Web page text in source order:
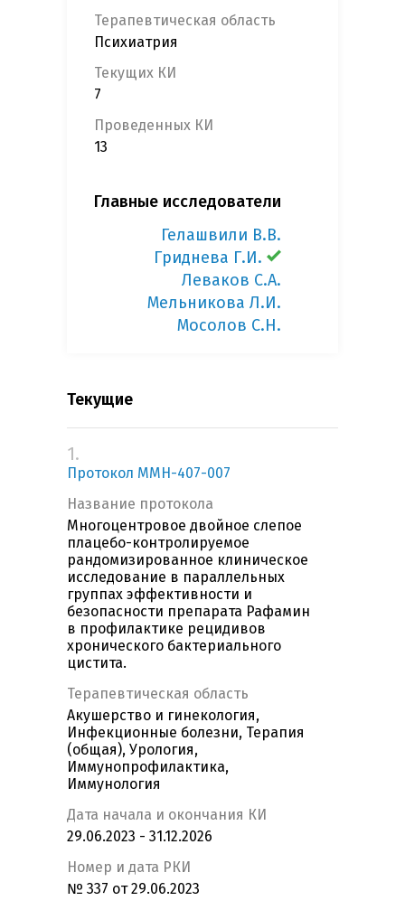
Терапевтическая область
Психиатрия
Текущих КИ
7
Проведенных КИ
13
Главные исследователи
Гелашвили В.В.
Гриднева Г.И.
Леваков С.А.
Мельникова Л.И.
Мосолов С.Н.
Текущие
1.
Протокол MMH-407-007
Название протокола
Многоцентровое двойное слепое
плацебо-контролируемое
рандомизированное клиническое
исследование в параллельных
группах эффективности и
безопасности препарата Рафамин
в профилактике рецидивов
хронического бактериального
цистита.
Терапевтическая область
Акушерство и гинекология,
Инфекционные болезни, Терапия
(общая), Урология,
Иммунопрофилактика,
Иммунология
Дата начала и окончания КИ
29.06.2023 - 31.12.2026
Номер и дата РКИ
№ 337 от 29.06.2023